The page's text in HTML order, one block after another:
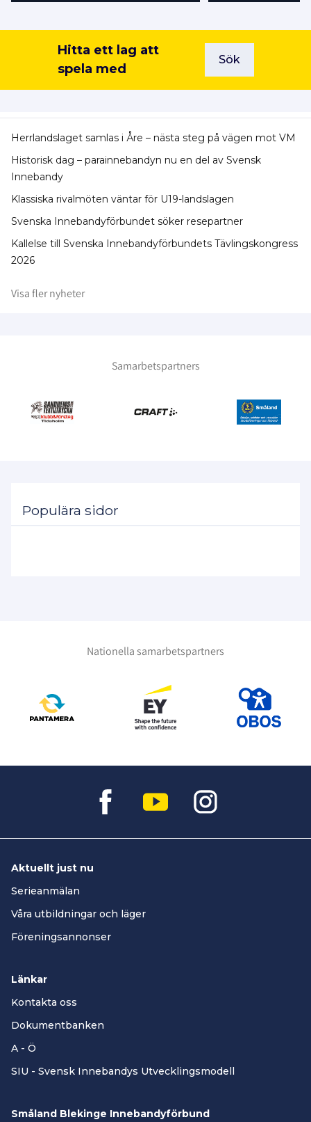
Hitta ett lag att
spela med
Sök
Herrlandslaget samlas i Åre – nästa steg på vägen mot VM
Historisk dag – parainnebandyn nu en del av Svensk
Innebandy
Klassiska rivalmöten väntar för U19-landslagen
Svenska Innebandyförbundet söker resepartner
Kallelse till Svenska Innebandyförbundets Tävlingskongress
2026
Visa fler nyheter
Samarbetspartners
Populära sidor
Nationella samarbetspartners
Aktuellt just nu
Serieanmälan
Våra utbildningar och läger
Föreningsannonser
Länkar
Kontakta oss
Dokumentbanken
A - Ö
SIU - Svensk Innebandys Utvecklingsmodell
Småland Blekinge Innebandyförbund